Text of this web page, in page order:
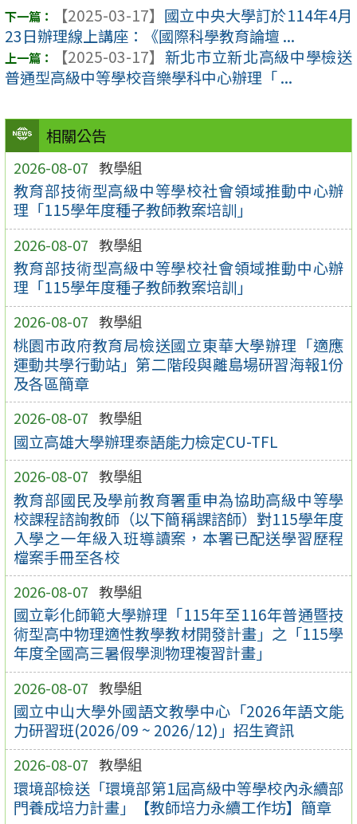
相關公告
2026-08-07 教學組
教育部技術型高級中等學校社會領域推動中心辦
理「115學年度種子教師教案培訓」
2026-08-07 教學組
教育部技術型高級中等學校社會領域推動中心辦
理「115學年度種子教師教案培訓」
2026-08-07 教學組
桃園市政府教育局檢送國立東華大學辦理「適應
運動共學行動站」第二階段與離島場研習海報1份
及各區簡章
2026-08-07 教學組
國立高雄大學辦理泰語能力檢定CU-TFL
2026-08-07 教學組
教育部國民及學前教育署重申為協助高級中等學
校課程諮詢教師（以下簡稱課諮師）對115學年度
入學之一年級入班導讀案，本署已配送學習歷程
檔案手冊至各校
2026-08-07 教學組
國立彰化師範大學辦理「115年至116年普通暨技
術型高中物理適性教學教材開發計畫」之「115學
年度全國高三暑假學測物理複習計畫」
2026-08-07 教學組
國立中山大學外國語文教學中心「2026年語文能
力研習班(2026/09 ~ 2026/12)」招生資訊
2026-08-07 教學組
環境部檢送「環境部第1屆高級中等學校內永續部
門養成培力計畫」【教師培力永續工作坊】簡章
【2025-03-17】 國立中央大學訂於114年4月
23日辦理線上講座：《國際科學教育論壇 ...
【2025-03-17】 新北市立新北高級中學檢送
普通型高級中等學校音樂學科中心辦理「 ...